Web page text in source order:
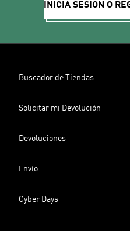
INICIA SESIÓN O
Buscador de Tiendas
Solicitar mi Devolución
Devoluciones
Envío
Cyber Days